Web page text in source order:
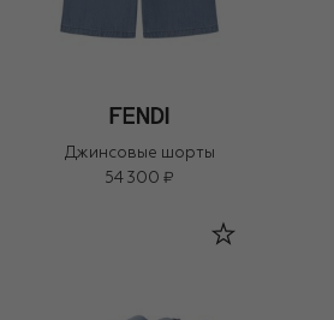
Джинсовые шорты
54 300 ₽